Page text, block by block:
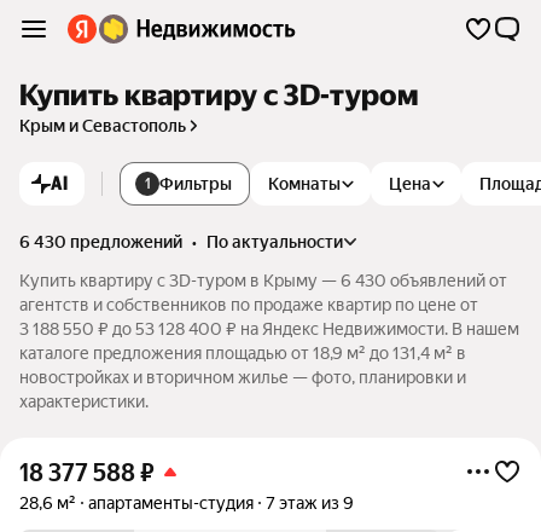
Купить квартиру c 3D-туром
Крым и Севастополь
AI 1 Фильтры Комнаты Цена
6 430 предложений •
по актуальности
Купить квартиру c 3D-туром в Крыму — 6 430 объявлений от
агентств и собственников по продаже квартир по цене от
3 188 550 ₽ до 53 128 400 ₽ на Яндекс Недвижимости. В нашем
каталоге предложения площадью от 18,9 м² до 131,4 м² в
новостройках и вторичном жилье — фото, планировки и
характеристики.
18 377 588₽
28,6 м² апартаменты-студия 7 этаж из 9